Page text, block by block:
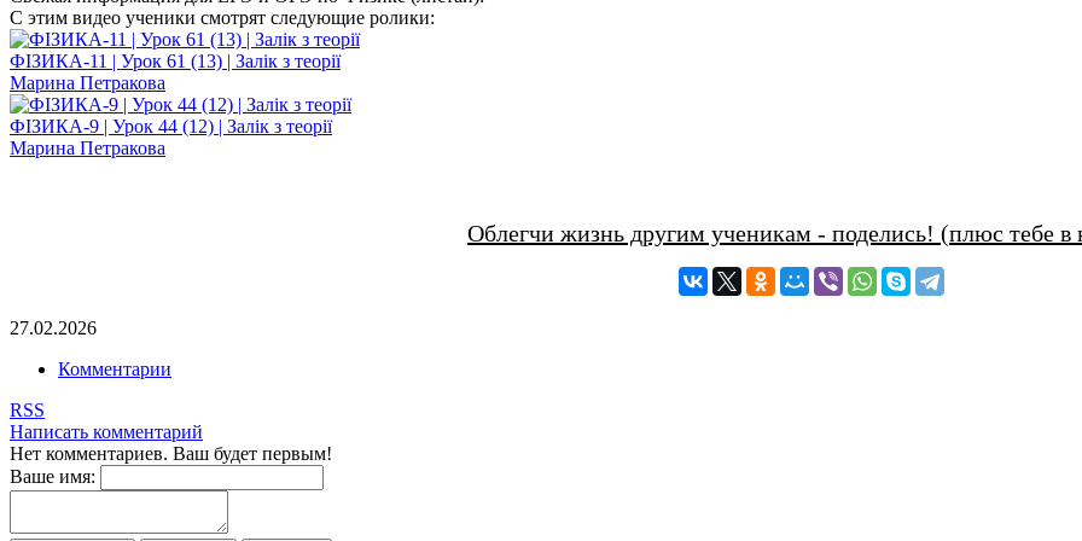
С этим видео ученики смотрят следующие ролики:
ФІЗИКА-11 | Урок 61 (13) | Залік з теорії
Марина Петракова
ФІЗИКА-9 | Урок 44 (12) | Залік з теорії
Марина Петракова
Облегчи жизнь другим ученикам - поделись! (плюс тебе в
27.02.2026
Комментарии
RSS
Написать комментарий
Нет комментариев. Ваш будет первым!
Ваше имя: